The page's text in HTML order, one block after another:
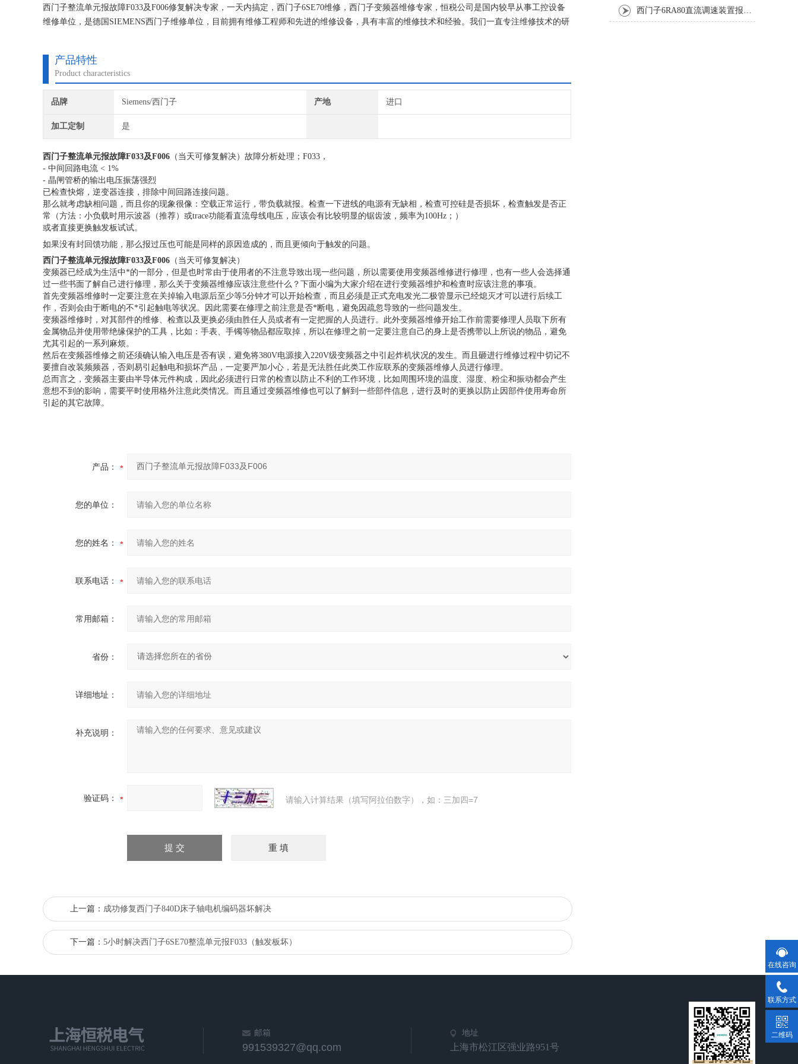
西门子整流单元报故障F033及F006修复解决专家，一天内搞定，西门子6SE70维修，西门子变频器维修专家，恒税公司是国内较早从事工控设备
维修单位，是德国SIEMENS西门子维修单位，目前拥有维修工程师和先进的维修设备，具有丰富的维修技术和经验。我们一直专注维修技术的研
产品特性
Product characteristics
品牌 Siemens/西门子 产地 进口
加工定制 是
西门子整流单元报故障F033及F006 （当天可修复解决）故障分析处理；F033，
- 中间回路电流 < 1%
- 晶闸管桥的输出电压振荡强烈
已检查快熔，逆变器连接，排除中间回路连接问题。
那么就考虑缺相问题，而且你的现象很像：空载正常运行，带负载就报。检查一下进线的电源有无缺相，检查可控硅是否损坏，检查触发是否正
常（方法：小负载时用示波器（推荐）或trace功能看直流母线电压，应该会有比较明显的锯齿波，频率为100Hz；）
或者直接更换触发板试试。
如果没有封回馈功能，那么报过压也可能是同样的原因造成的，而且更倾向于触发的问题。
西门子整流单元报故障F033及F006 （当天可修复解决）
变频器已经成为生活中*的一部分，但是也时常由于使用者的不注意导致出现一些问题，所以需要使用变频器维修进行修理，也有一些人会选择通
过一些书面了解自己进行修理，那么关于变频器维修应该注意些什么？下面小编为大家介绍在进行变频器维护和检查时应该注意的事项。
首先变频器维修时一定要注意在关掉输入电源后至少等5分钟才可以开始检查，而且必须是正式充电发光二极管显示已经熄灭才可以进行后续工
作，否则会由于断电的不*引起触电等状况。因此需要在修理之前注意是否*断电，避免因疏忽导致的一些问题发生。
变频器维修时，对其部件的维修、检查以及更换必须由胜任人员或者有一定把握的人员进行。此外变频器维修开始工作前需要修理人员取下所有
金属物品并使用带绝缘保护的工具，比如：手表、手镯等物品都应取掉，所以在修理之前一定要注意自己的身上是否携带以上所说的物品，避免
尤其引起的一系列麻烦。
然后在变频器维修之前还须确认输入电压是否有误，避免将380V电源接入220V级变频器之中引起炸机状况的发生。而且砸进行维修过程中切记不
要擅自改装频频器，否则易引起触电和损坏产品，一定要严加小心，若是无法胜任此类工作应联系的变频器维修人员进行修理。
总而言之，变频器主要由半导体元件构成，因此必须进行日常的检查以防止不利的工作环境，比如周围环境的温度、湿度、粉尘和振动都会产生
意想不到的影响，需要平时使用格外注意此类情况。而且通过变频器维修也可以了解到一些部件信息，进行及时的更换以防止因部件使用寿命所
引起的其它故障。
产品：
您的单位：
您的姓名：
联系电话：
常用邮箱：
省份：
详细地址：
补充说明：
验证码： 请输入计算结果（填写阿拉伯数字），如：三加四=7
上一篇： 成功修复西门子840D床子轴电机编码器坏解决
下一篇： 5小时解决西门子6SE70整流单元报F033（触发板坏）
西门子6RA80直流调速装置报F60035修复排除方法
邮箱
991539327@qq.com
地址
上海市松江区强业路951号
在线咨询
联系方式
二维码